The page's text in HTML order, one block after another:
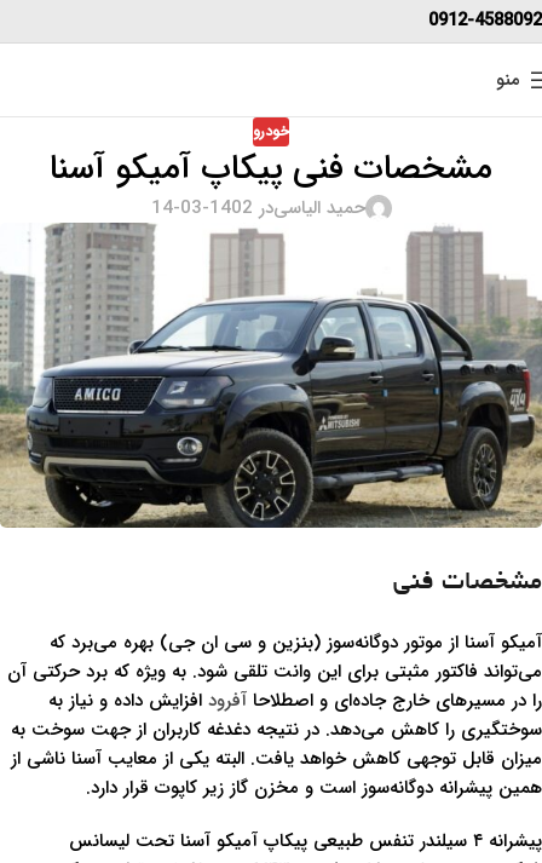
0912-4588092
منو
خودرو
مشخصات فنی پیکاپ آمیکو آسنا
حمید الیاسیدر 1402-03-14
مشخصات فنی
آمیکو آسنا از موتور دوگانه‌سوز (بنزین و سی ان جی) بهره می‌برد که
می‌تواند فاکتور مثبتی برای این وانت تلقی شود. به ویژه که برد حرکتی آن
را در مسیرهای خارج جاده‌ای و اصطلاحا آفرود افزایش داده و نیاز به
سوختگیری را کاهش می‌دهد. در نتیجه دغدغه کاربران از جهت سوخت به
میزان قابل توجهی کاهش خواهد یافت. البته یکی از معایب آسنا ناشی از
همین پیشرانه دوگانه‌سوز است و مخزن گاز زیر کاپوت قرار دارد.
پیشرانه ۴ سیلندر تنفس طبیعی پیکاپ آمیکو آسنا تحت لیسانس